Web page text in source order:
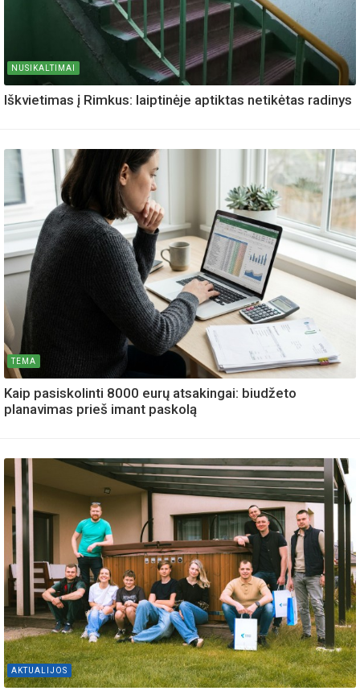
NUSIKALTIMAI
Iškvietimas į Rimkus: laiptinėje aptiktas netikėtas radinys
TEMA
Kaip pasiskolinti 8000 eurų atsakingai: biudžeto
planavimas prieš imant paskolą
AKTUALIJOS